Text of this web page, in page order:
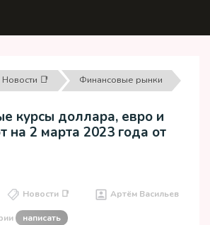
Новости 📑 Финансовые рынки
курсы доллара, евро и
на 2 марта 2023 года от
Новости 📑 Артём Васильев
написать